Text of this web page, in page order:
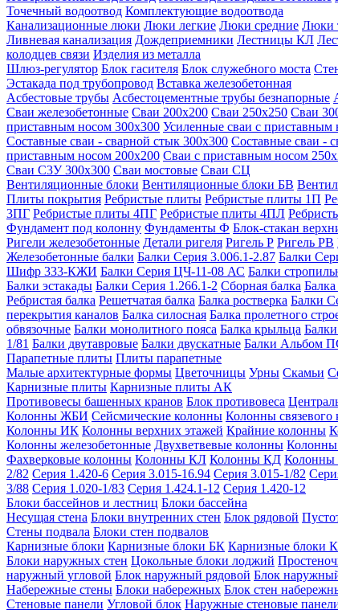
Точечный водоотвод Комплектующие водоотвода
Канализационные люки Люки легкие Люки средние Люки
Ливневая канализация Дождеприемники Лестницы КЛ
колодцев связи Изделия из металла
Шлюз-регулятор Блок гасителя Блок служебного моста
Эстакада под трубопровод Вставка железобетонная
Асбестовые трубы Асбестоцементные трубы безнапорные
Сваи железобетонные Сваи 200х200 Сваи 250х250 Сваи
приставным носом 300х300 Усиленные сваи с приставным
Составные сваи - сварной стык 300х300 Составные сваи -
приставным носом 200х200 Сваи с приставным носом
Сваи С3У 300х300 Сваи мостовые Сваи СЦ
Вентиляционные блоки Вентиляционные блоки БВ
Плиты покрытия Ребристые плиты Ребристые плиты 1П
3ПГ Ребристые плиты 4ПГ Ребристые плиты 4ПЛ
Фундамент под колонну Фундаменты Ф Блок-стакан
Ригели железобетонные Детали ригеля Ригель Р Ригель РВ
Железобетонные балки Балки Серия 3.006.1-2.87 Балки
Шифр 333-КЖИ Балки Серия ЦЧ-11-08 АС Балки
Балки эстакады Балки Серия 1.266.1-2 Сборная балка
Ребристая балка Решетчатая балка Балка ростверка Балки
перекрытия каналов Балка силосная Балка пролетного
обвязочные Балки монолитного пояса Балка крыльца
1/81 Балки двутавровые Балки двускатные Балки Альбом
Парапетные плиты Плиты парапетные
Малые архитектурные формы Цветочницы Урны Скамьи
Карнизные плиты Карнизные плиты АК
Противовесы башенных кранов Блок противовеса
Колонны ЖБИ Сейсмические колонны Колонны связевого
Колонны ИК Колонны верхних этажей Крайние колонны
Колонны железобетонные Двухветвевые колонны
Фахверковые колонны Колонны КЛ Колонны КД
2/82 Серия 1.420-6 Серия 3.015-16.94 Серия 3.015-1/82
3/88 Серия 1.020-1/83 Серия 1.424.1-12 Серия 1.420-12
Блоки бассейнов и лестниц Блоки бассейна
Несущая стена Блоки внутренних стен Блок рядовой
Стены подвала Блоки стен подвалов
Карнизные блоки Карнизные блоки БК Карнизные блоки
Блоки наружных стен Цокольные блоки лоджий
наружный угловой Блок наружный рядовой Блок
Набережные стены Блоки набережных Блок стен
Стеновые панели Угловой блок Наружные стеновые